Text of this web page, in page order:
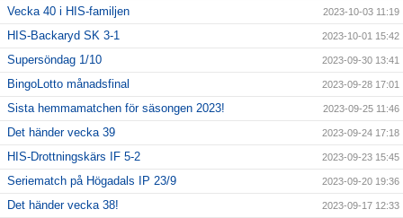
Vecka 40 i HIS-familjen 2023-10-03 11:19
HIS-Backaryd SK 3-1 2023-10-01 15:42
Supersöndag 1/10 2023-09-30 13:41
BingoLotto månadsfinal 2023-09-28 17:01
Sista hemmamatchen för säsongen 2023! 2023-09-25 11:46
Det händer vecka 39 2023-09-24 17:18
HIS-Drottningskärs IF 5-2 2023-09-23 15:45
Seriematch på Högadals IP 23/9 2023-09-20 19:36
Det händer vecka 38! 2023-09-17 12:33